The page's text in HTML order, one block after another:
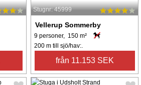
Stugnr: 45999
Vellerup Sommerby
9 personer, 150 m²
200 m till sjö/hav:.
från 11.153 SEK